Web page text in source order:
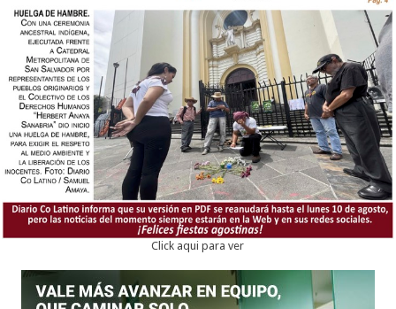
Click aqui para ver